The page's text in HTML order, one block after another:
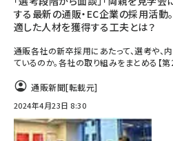
する最新の通販・EC企業の採用活動
適した人材を獲得する工夫とは？
通販各社の新卒採用にあたって、選考や、
ているのか。各社の取り組みをまとめる【第
通販新聞[転載元]
2024年4月23日 8:30